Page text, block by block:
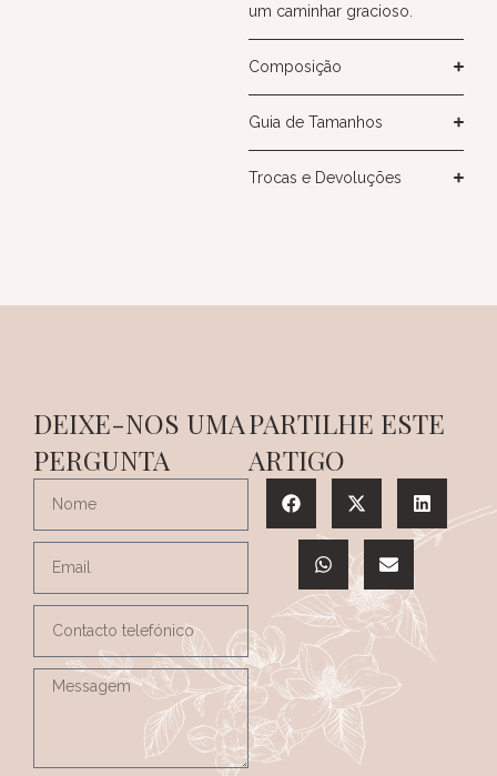
um caminhar gracioso.
Composição
Guia de Tamanhos
Trocas e Devoluções
DEIXE-NOS UMA
PERGUNTA
PARTILHE ESTE
ARTIGO